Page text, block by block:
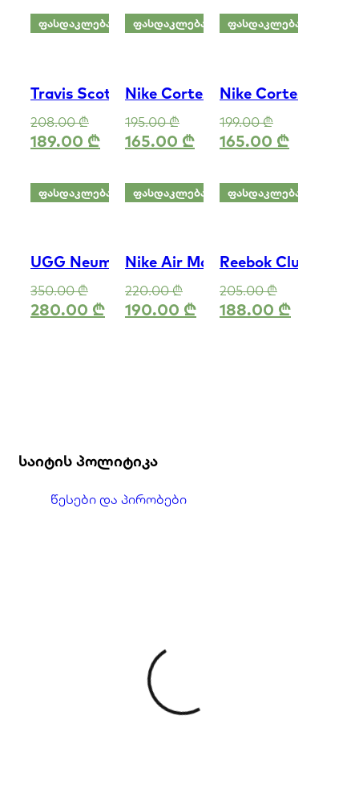
ᲤᲐᲡᲓᲐᲙᲚᲔᲑᲐ
Travis Scott x Air Jordan 1 Low OG
208.00₾
189.00 ₾
ᲤᲐᲡᲓᲐᲙᲚᲔᲑᲐ
Nike Cortez
195.00₾
165.00 ₾
ᲤᲐᲡᲓᲐᲙᲚᲔᲑᲐ
Nike Cortez
199.00₾
165.00 ₾
ᲤᲐᲡᲓᲐᲙᲚᲔᲑᲐ
UGG Neumel Platform
350.00₾
280.00 ₾
ᲤᲐᲡᲓᲐᲙᲚᲔᲑᲐ
Nike Air Max 90
220.00₾
190.00 ₾
ᲤᲐᲡᲓᲐᲙᲚᲔᲑᲐ
Reebok Club C Bulc
205.00₾
188.00 ₾
საიტის პოლიტიკა
წესები და პირობები